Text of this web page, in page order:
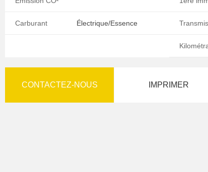
Carburant Électrique/Essence
CONTACTEZ-NOUS IMPRIMER